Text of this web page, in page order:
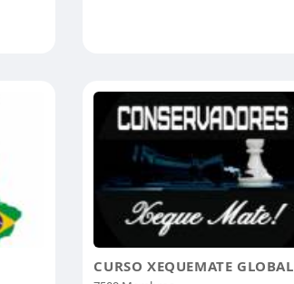
CURSO XEQUEMATE GLOBAL